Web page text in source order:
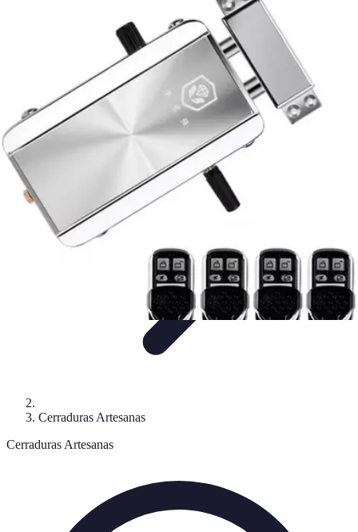
Técnicas y herramientas
Consejos y
Cerrajería ArtesanalConsejos
Cerrajero Artesano
Cerraduras Artesanas
Cerraduras Artesanas